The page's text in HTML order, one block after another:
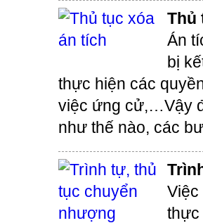
Thủ
Án
bị
thực hiện các
việc ứng cử,…Vậy
như thế nào, các
thực